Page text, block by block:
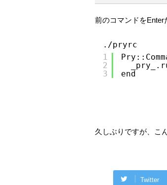
前のコマンドをEnter
./pryrc
1
2
3
end
久しぶりですが、こ
Twitter